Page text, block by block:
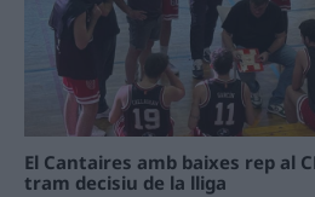
El Cantaires amb baixes rep al
tram decisiu de la lliga